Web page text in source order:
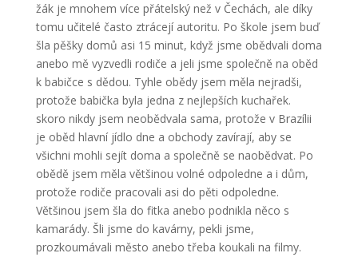
žák je mnohem více přátelský než v Čechách, ale díky
tomu učitelé často ztrácejí autoritu. Po škole jsem buď
šla pěšky domů asi 15 minut, když jsme obědvali doma
anebo mě vyzvedli rodiče a jeli jsme společně na oběd
k babičce s dědou. Tyhle obědy jsem měla nejradši,
protože babička byla jedna z nejlepších kuchařek.
skoro nikdy jsem neobědvala sama, protože v Brazílii
je oběd hlavní jídlo dne a obchody zavírají, aby se
všichni mohli sejít doma a společně se naobědvat. Po
obědě jsem měla většinou volné odpoledne a i dům,
protože rodiče pracovali asi do pěti odpoledne.
Většinou jsem šla do fitka anebo podnikla něco s
kamarády. Šli jsme do kavárny, pekli jsme,
prozkoumávali město anebo třeba koukali na filmy.